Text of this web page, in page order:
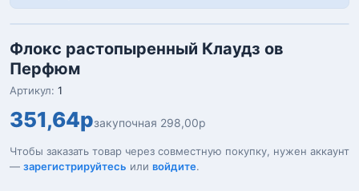
Флокс растопыренный Клаудз ов
Перфюм
Артикул: 1
351,64рзакупочная 298,00р
Чтобы заказать товар через совместную покупку, нужен аккаунт
— зарегистрируйтесь или войдите.